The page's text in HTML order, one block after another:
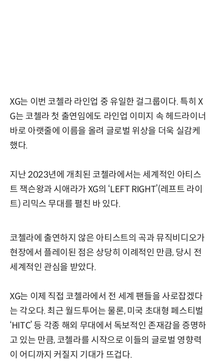
XG는 이번 코첼라 라인업 중 유일한 걸그룹이다. 특히 X
G는 코첼라 첫 출연임에도 라인업 이미지 속 헤드라이너
바로 아랫줄에 이름을 올려 글로벌 위상을 더욱 실감케
했다.
지난 2023년에 개최된 코첼라에서는 세계적인 아티스
트 잭슨왕과 시애라가 XG의 ‘LEFT RIGHT’(레프트 라이
트) 리믹스 무대를 펼친 바 있다.
코첼라에 출연하지 않은 아티스트의 곡과 뮤직비디오가
현장에서 플레이된 점은 상당히 이례적인 만큼, 당시 전
세계적인 관심을 받았다.
XG는 이제 직접 코첼라에서 전 세계 팬들을 사로잡겠다
는 각오다. 최근 월드투어는 물론, 미국 초대형 페스티벌
‘HITC’ 등 각종 해외 무대에서 독보적인 존재감을 증명하
고 있는 만큼, 코첼라를 시작으로 이들의 글로벌 영향력
이 어디까지 커질지 기대가 뜨겁다.